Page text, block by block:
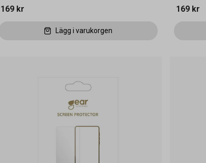
169 kr
Lägg i varukorgen
169 kr